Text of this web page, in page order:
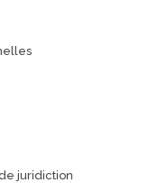
juridiction